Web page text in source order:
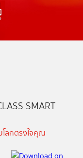
SMART
ลกตรงใจคุณ